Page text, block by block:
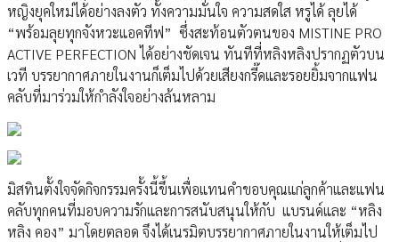
หญิงยุคใหม่ได้อย่างลงตัว ทั้งความมั่นใจ ความสดใส หรูได้ ลุยได้
“พร้อมลุยทุกจังหวะแอคทีฟ” ซึ่งสะท้อนตัวตนของ MISTINE PRO
ACTIVE PERFECTION ได้อย่างชัดเจน ทันทีที่หลิงหลิงปรากฏตัวบน
เวที บรรยากาศภายในงานก็เต็มไปด้วยเสียงกรี๊ดและรอยยิ้มจากแฟน
คลับที่มาร่วมให้กำลังใจอย่างล้นหลาม
มิสทินตั้งใจจัดกิจกรรมครั้งนี้ขึ้นเพื่อแทนคำขอบคุณแก่ลูกค้าและแฟน
คลับทุกคนที่มอบความรักและการสนับสนุนให้กับ แบรนด์และ “หลิง
หลิง คอง” มาโดยตลอด จึงได้เนรมิตบรรยากาศภายในงานให้เต็มไป